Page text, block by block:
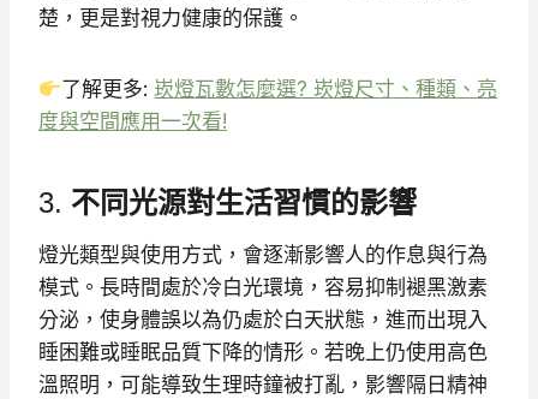
楚，更是對視力健康的保護。
了解更多:崁燈瓦數怎麼選? 崁燈尺寸、種類、亮
度與空間應用一次看!
3. 不同光源對生活習慣的影響
燈光類型與使用方式，會逐漸影響人的作息與行為
模式。長時間處於冷白光環境，容易抑制褪黑激素
分泌，使身體誤以為仍處於白天狀態，進而出現入
睡困難或睡眠品質下降的情形。若晚上仍使用高色
溫照明，可能導致生理時鐘被打亂，影響隔日精神